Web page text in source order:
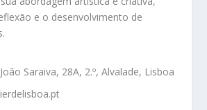
e o desenvolvimento de
Saraiva, 28A, 2.º, Alvalade, Lisboa